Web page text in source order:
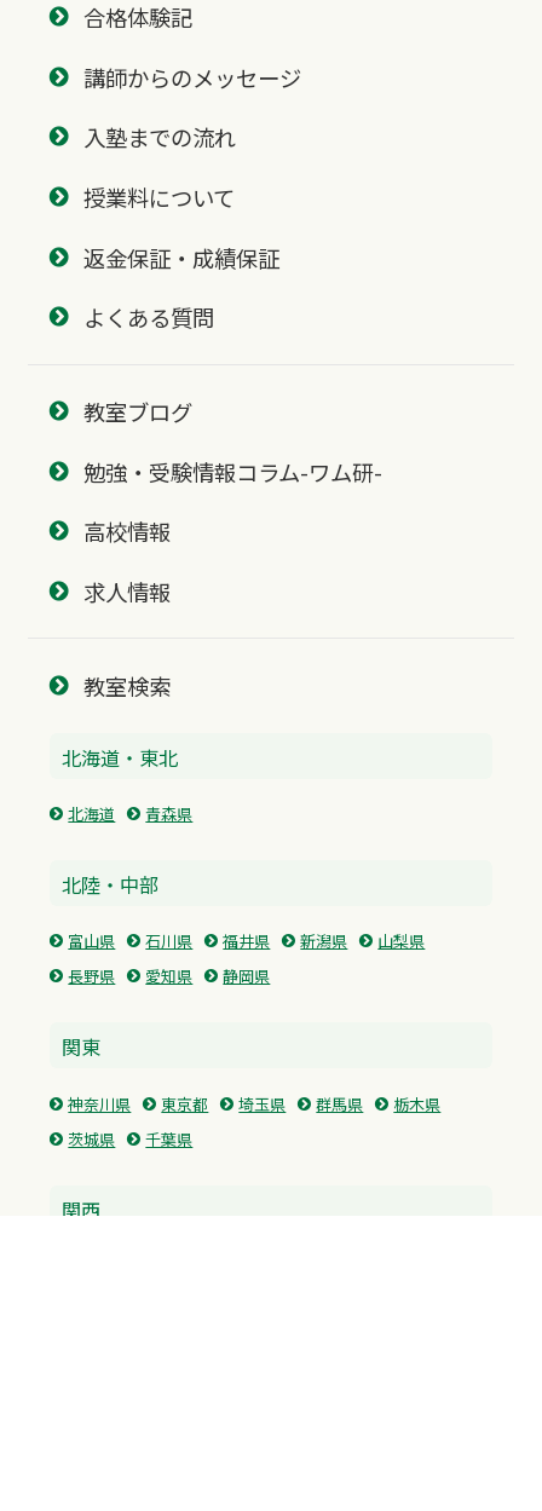
合格体験記
講師からのメッセージ
入塾までの流れ
授業料について
返金保証・成績保証
よくある質問
教室ブログ
勉強・受験情報コラム-ワム研-
高校情報
求人情報
教室検索
北海道・東北
北海道 青森県
北陸・中部
富山県 石川県 福井県 新潟県
山梨県
長野県
愛知県 静岡県
関東
神奈川県 東京都 埼玉県 群馬県
栃木県
茨城県
千葉県
関西